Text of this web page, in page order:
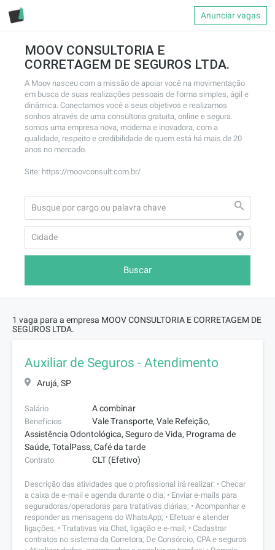
Anunciar vagas
MOOV CONSULTORIA E
CORRETAGEM DE SEGUROS LTDA.
A Moov nasceu com a missão de apoiar você na movimentação
em busca de suas realizações pessoais de forma simples, ágil e
dinâmica. Conectamos você a seus objetivos e realizamos
sonhos através de uma consultoria gratuita, online e segura.
somos uma empresa nova, moderna e inovadora, com a
qualidade, respeito e credibilidade de quem está há mais de 20
anos no mercado.
Site: https://moovconsult.com.br/
Buscar
1 vaga para a empresa MOOV CONSULTORIA E CORRETAGEM DE
SEGUROS LTDA.
Auxiliar de Seguros - Atendimento
Arujá, SP
Salário A combinar
Benefícios
Vale Transporte, Vale Refeição,
Assistência Odontológica, Seguro de Vida, Programa de
Saúde, TotalPass, Café da tarde
Contrato CLT (Efetivo)
Descrição das atividades que o profissional irá realizar: • Checar
a caixa de e-mail e agenda durante o dia; • Enviar e-mails para
seguradoras/operadoras para tratativas diárias; • Acompanhar e
responder as mensagens do WhatsApp; • Efetuar e atender
ligações; • Tratativas via Chat, ligação e e-mail; • Cadastrar
contratos no sistema da Corretora; De Consórcio, CPA e seguros